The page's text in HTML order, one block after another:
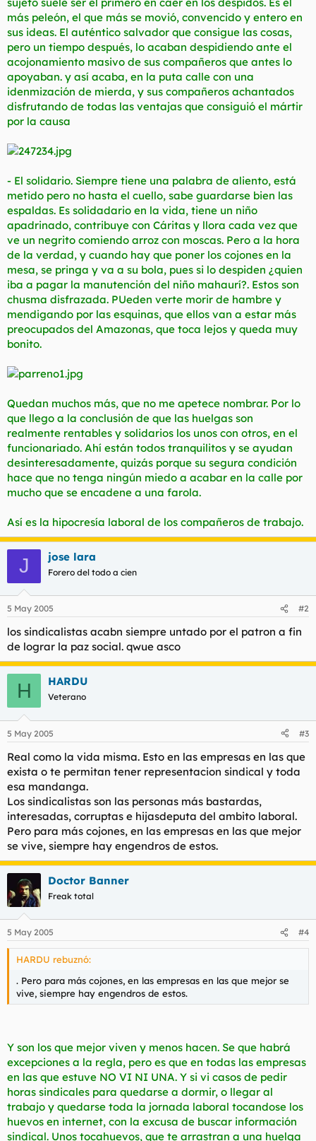
más peleón, el que más se movió, convencido y entero en
sus ideas. El auténtico salvador que consigue las cosas,
pero un tiempo después, lo acaban despidiendo ante el
acojonamiento masivo de sus compañeros que antes lo
apoyaban. y así acaba, en la puta calle con una
idenmización de mierda, y sus compañeros achantados
disfrutando de todas las ventajas que consiguió el mártir
por la causa
- El solidario. Siempre tiene una palabra de aliento, está
metido pero no hasta el cuello, sabe guardarse bien las
espaldas. Es solidadario en la vida, tiene un niño
apadrinado, contribuye con Cáritas y llora cada vez que
ve un negrito comiendo arroz con moscas. Pero a la hora
de la verdad, y cuando hay que poner los cojones en la
mesa, se pringa y va a su bola, pues si lo despiden ¿quien
iba a pagar la manutención del niño mahaurí?. Estos son
chusma disfrazada. PUeden verte morir de hambre y
mendigando por las esquinas, que ellos van a estar más
preocupados del Amazonas, que toca lejos y queda muy
bonito.
Quedan muchos más, que no me apetece nombrar. Por lo
que llego a la conclusión de que las huelgas son
realmente rentables y solidarios los unos con otros, en el
funcionariado. Ahí están todos tranquilitos y se ayudan
desinteresadamente, quizás porque su segura condición
hace que no tenga ningún miedo a acabar en la calle por
mucho que se encadene a una farola.
Así es la hipocresía laboral de los compañeros de trabajo.
J jose lara
Forero del todo a cien
5 May 2005 #2
los sindicalistas acabn siempre untado por el patron a fin
de lograr la paz social. qwue asco
H HARDU
Veterano
5 May 2005 #3
Real como la vida misma. Esto en las empresas en las que
exista o te permitan tener representacion sindical y toda
esa mandanga.
Los sindicalistas son las personas más bastardas,
interesadas, corruptas e hijasdeputa del ambito laboral.
Pero para más cojones, en las empresas en las que mejor
se vive, siempre hay engendros de estos.
Doctor Banner
Freak total
5 May 2005 #4
HARDU rebuznó:
. Pero para más cojones, en las empresas en las que mejor se
vive, siempre hay engendros de estos.
Y son los que mejor viven y menos hacen. Se que habrá
excepciones a la regla, pero es que en todas las empresas
en las que estuve NO VI NI UNA. Y si vi casos de pedir
horas sindicales para quedarse a dormir, o llegar al
trabajo y quedarse toda la jornada laboral tocandose los
huevos en internet, con la excusa de buscar información
sindical. Unos tocahuevos, que te arrastran a una huelga